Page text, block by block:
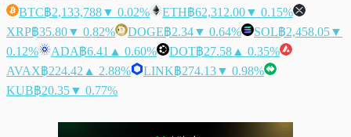
BTC฿2,133,788▼ 0.02% ETH฿62,312.00▼ 0.15%
XRP฿35.80▼ 0.82% DOGE฿2.34▼ 0.64% SOL฿2,458.05▼
0.12%
ADA฿6.41 ▲ 0.60% DOT฿27.58 ▲ 0.35%
AVAX฿224.42 ▲ 2.88% LINK฿274.13▼ 0.98%
KUB฿20.35▼ 0.77%